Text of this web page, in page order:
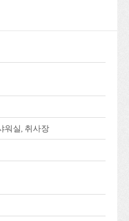
워실, 취사장